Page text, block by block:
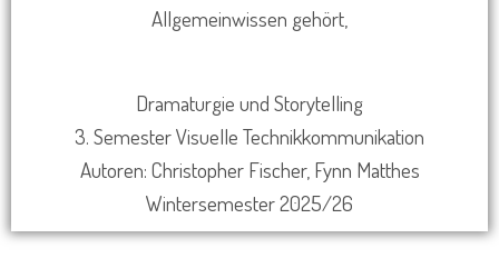
Allgemeinwissen gehört,
Dramaturgie und Storytelling
3. Semester Visuelle Technikkommunikation
Autoren: Christopher Fischer, Fynn Matthes
Wintersemester 2025/26